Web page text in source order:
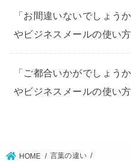
「お間違いないでしょう
やビジネスメールの使い方
「ご都合いかがでしょう
やビジネスメールの使い方
HOME
言葉の違い